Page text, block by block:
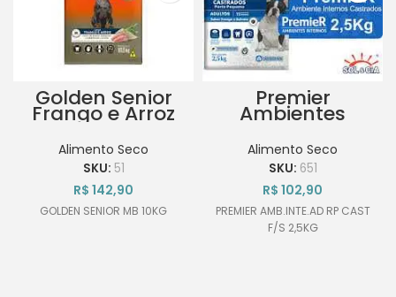
Golden Senior
Frango e Arroz
10kg
Alimento Seco
SKU: 51
R$ 142,90
GOLDEN SENIOR MB 10KG
Premier
Ambientes
Castrados
2,5Kg
Alimento Seco
SKU: 651
R$ 102,90
PREMIER AMB.INTE.AD RP CAST
F/S 2,5KG